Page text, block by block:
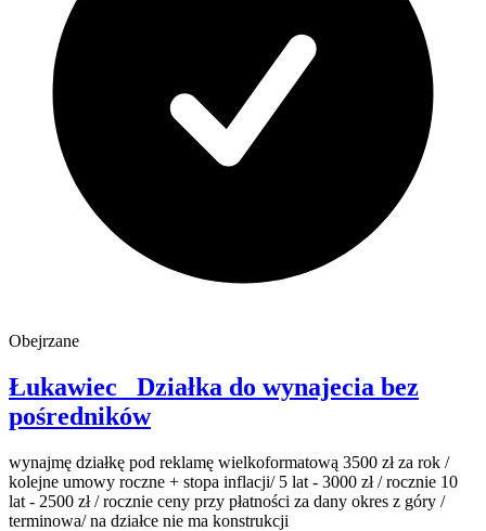
Obejrzane
Łukawiec Działka do wynajecia bez
pośredników
wynajmę działkę pod reklamę wielkoformatową 3500 zł za rok /
kolejne umowy roczne + stopa inflacji/ 5 lat - 3000 zł / rocznie 10
lat - 2500 zł / rocznie ceny przy płatności za dany okres z góry /
terminowa/ na działce nie ma konstrukcji